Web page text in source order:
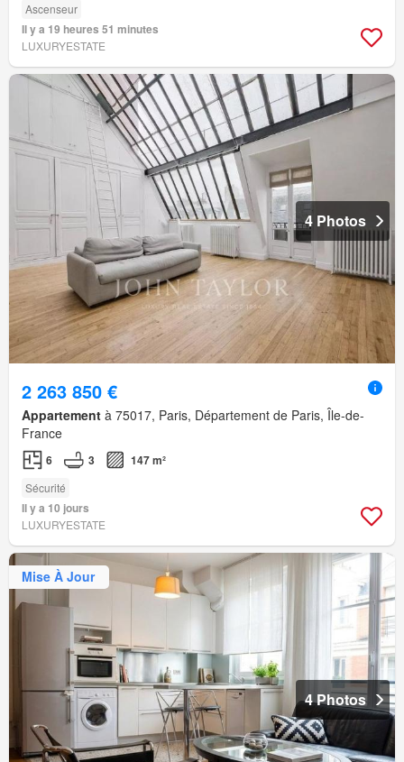
Ascenseur
Il y a 19 heures 51 minutes
LUXURYESTATE
4 Photos
2 263 850 €
Appartement à 75017, Paris, Département de Paris, Île-de-
France
6 3 147 m²
Sécurité
Il y a 10 jours
LUXURYESTATE
Mise À Jour
4 Photos